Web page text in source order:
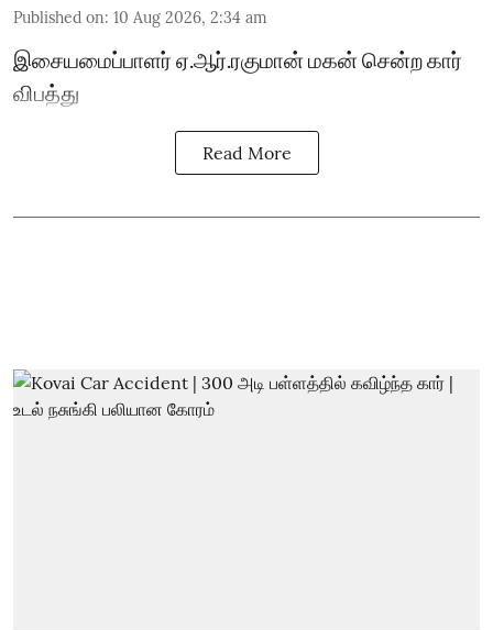
Published on: 10 Aug 2026, 2:34 am
இசையமைப்பாளர் ஏ.ஆர்.ரகுமான் மகன் சென்ற கார்
விபத்து
Read More